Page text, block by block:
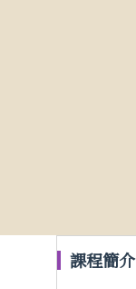
課程簡介